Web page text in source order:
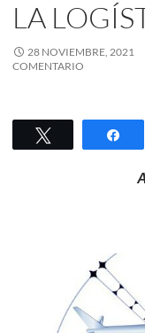
LA
28 NOVIEMBRE, 2021
COMENTARIO
Twittear